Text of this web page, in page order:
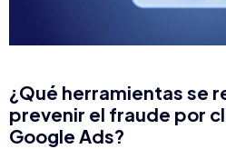
¿Qué herramientas se
prevenir el fraude por
Google Ads?